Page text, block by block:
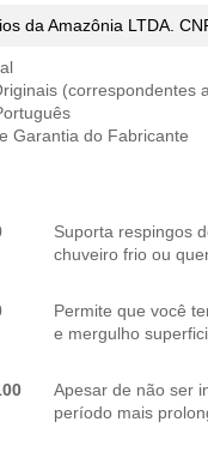
da Amazônia LTDA.
(correspondentes
Garantia do Fabricante
Suporta respingos
chuveiro frio ou
Permite que você
e mergulho
Apesar de não ser
período mais